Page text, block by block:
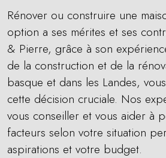
Rénover ou construire une
option a ses mérites et ses
& Pierre, grâce à son
de la construction et de la
basque et dans les Landes,
cette décision cruciale. Nos
vous conseiller et vous aider à
facteurs selon votre situation
aspirations et votre budget.